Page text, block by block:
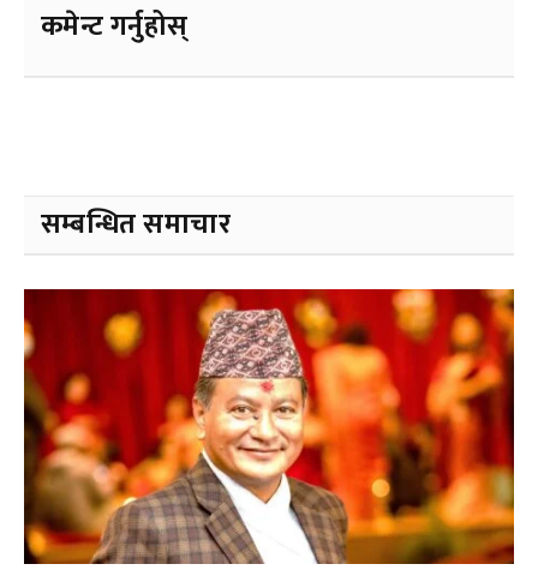
कमेन्ट गर्नुहोस्
सम्बन्धित समाचार